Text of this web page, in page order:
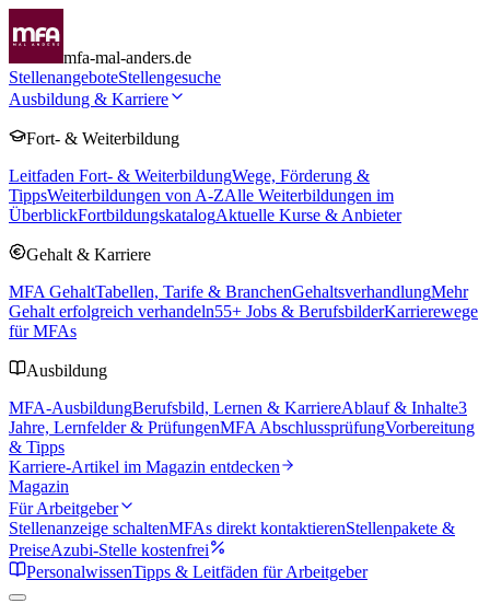
mfa-mal-anders.de
StellenangeboteStellengesuche
Ausbildung & Karriere
Fort- & Weiterbildung
Leitfaden Fort- & WeiterbildungWege, Förderung &
TippsWeiterbildungen von A-ZAlle Weiterbildungen im
ÜberblickFortbildungskatalogAktuelle Kurse & Anbieter
Gehalt & Karriere
MFA GehaltTabellen, Tarife & BranchenGehaltsverhandlungMehr
Gehalt erfolgreich verhandeln55+ Jobs & BerufsbilderKarrierewege
für MFAs
Ausbildung
MFA-AusbildungBerufsbild, Lernen & KarriereAblauf & Inhalte3
Jahre, Lernfelder & PrüfungenMFA AbschlussprüfungVorbereitung
& Tipps
Karriere-Artikel im Magazin entdecken
Magazin
Für Arbeitgeber
Stellenanzeige schaltenMFAs direkt kontaktierenStellenpakete &
PreiseAzubi-Stelle kostenfrei
PersonalwissenTipps & Leitfäden für Arbeitgeber